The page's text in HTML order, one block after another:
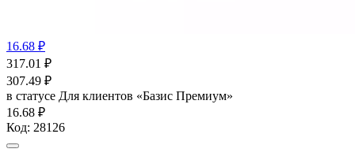
16.68 ₽
317.01 ₽
307.49 ₽
в статусе Для клиентов «Базис Премиум»
16.68 ₽
Код: 28126